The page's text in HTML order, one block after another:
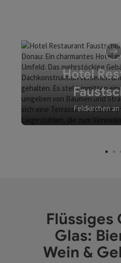
Hotel
Feldkirchen
Flüssiges
Glas:
Wein &